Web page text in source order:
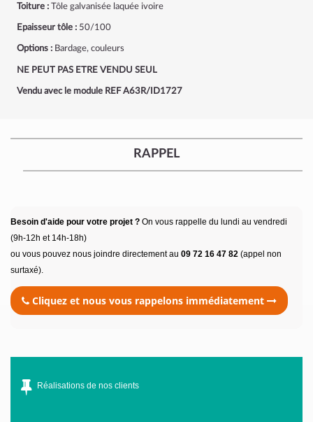
Toiture : Tôle galvanisée laquée ivoire
Epaisseur tôle : 50/100
Options : Bardage, couleurs
NE PEUT PAS ETRE VENDU SEUL
Vendu avec le module REF A63R/ID1727
RAPPEL
Besoin d'aide pour votre projet ? On vous rappelle du lundi au vendredi
(9h-12h et 14h-18h)
ou vous pouvez nous joindre directement au 09 72 16 47 82 (appel non
surtaxé).
Cliquez et nous vous rappelons immédiatement
Réalisations de nos clients